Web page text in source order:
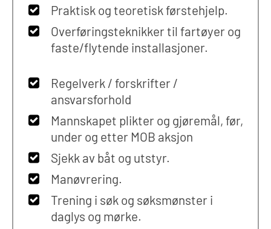
Praktisk og teoretisk førstehjelp.
Overføringsteknikker til fartøyer og
faste/flytende installasjoner.
Regelverk / forskrifter /
ansvarsforhold
Mannskapet plikter og gjøremål, før,
under og etter MOB aksjon
Sjekk av båt og utstyr.
Manøvrering.
Trening i søk og søksmønster i
daglys og mørke.